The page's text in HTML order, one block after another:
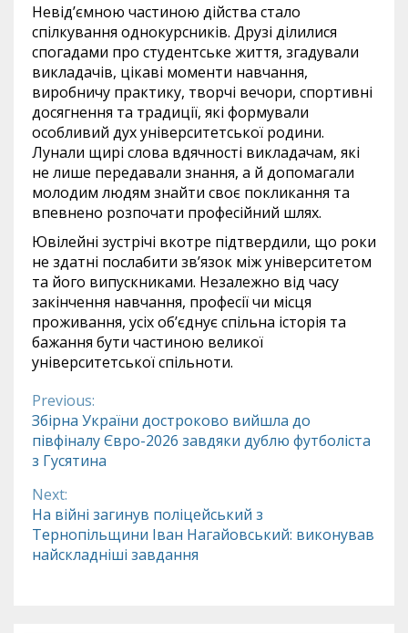
Невід’ємною частиною дійства стало
спілкування однокурсників. Друзі ділилися
спогадами про студентське життя, згадували
викладачів, цікаві моменти навчання,
виробничу практику, творчі вечори, спортивні
досягнення та традиції, які формували
особливий дух університетської родини.
Лунали щирі слова вдячності викладачам, які
не лише передавали знання, а й допомагали
молодим людям знайти своє покликання та
впевнено розпочати професійний шлях.
Ювілейні зустрічі вкотре підтвердили, що роки
не здатні послабити зв’язок між університетом
та його випускниками. Незалежно від часу
закінчення навчання, професії чи місця
проживання, усіх об’єднує спільна історія та
бажання бути частиною великої
університетської спільноти.
Continue
Reading
Previous:
Збірна України достроково вийшла до
півфіналу Євро-2026 завдяки дублю футболіста
з Гусятина
Next:
На війні загинув поліцейський з
Тернопільщини Іван Нагайовський: виконував
найскладніші завдання